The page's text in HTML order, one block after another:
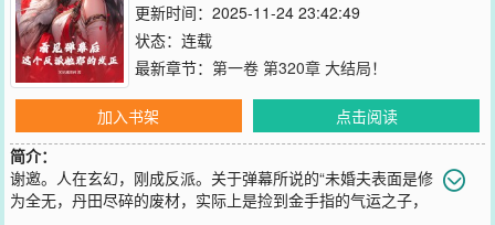
更新时间：2025-11-24 23:42:49
状态：连载
最新章节： 第一卷 第320章 大结局！
加入书架
点击阅读
简介：
谢邀。人在玄幻，刚成反派。关于弹幕所说的“未婚夫表面是修
为全无，丹田尽碎的废材，实际上是捡到金手指的气运之子，